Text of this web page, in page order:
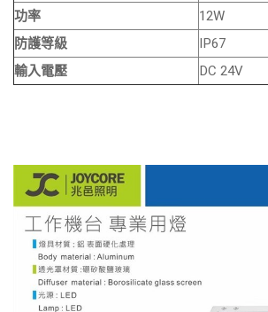
功率
12W
防護等級
IP67
輸入電壓
DC 24V